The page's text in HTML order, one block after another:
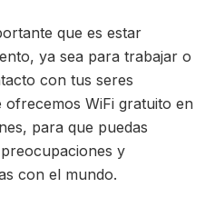
que es estar
ya sea para trabajar o
con tus seres
WiFi gratuito en
para que puedas
y
con el mundo.